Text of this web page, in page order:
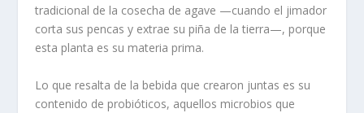
tradicional de la cosecha de agave —cuando el jimador
corta sus pencas y extrae su piña de la tierra—, porque
esta planta es su materia prima.
Lo que resalta de la bebida que crearon juntas es su
contenido de probióticos, aquellos microbios que